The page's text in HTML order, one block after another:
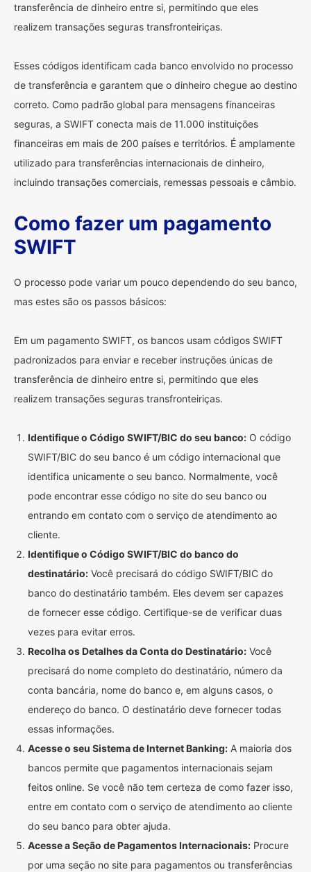
transferência de dinheiro entre si, permitindo que eles
realizem transações seguras transfronteiriças.
Esses códigos identificam cada banco envolvido no processo
de transferência e garantem que o dinheiro chegue ao destino
correto. Como padrão global para mensagens financeiras
seguras, a SWIFT conecta mais de 11.000 instituições
financeiras em mais de 200 países e territórios. É amplamente
utilizado para transferências internacionais de dinheiro,
incluindo transações comerciais, remessas pessoais e câmbio.
Como fazer um pagamento
SWIFT
O processo pode variar um pouco dependendo do seu banco,
mas estes são os passos básicos:
Em um pagamento SWIFT, os bancos usam códigos SWIFT
padronizados para enviar e receber instruções únicas de
transferência de dinheiro entre si, permitindo que eles
realizem transações seguras transfronteiriças.
Identifique o Código SWIFT/BIC do seu banco: O código
SWIFT/BIC do seu banco é um código internacional que
identifica unicamente o seu banco. Normalmente, você
pode encontrar esse código no site do seu banco ou
entrando em contato com o serviço de atendimento ao
cliente.
Identifique o Código SWIFT/BIC do banco do
destinatário: Você precisará do código SWIFT/BIC do
banco do destinatário também. Eles devem ser capazes
de fornecer esse código. Certifique-se de verificar duas
vezes para evitar erros.
Recolha os Detalhes da Conta do Destinatário: Você
precisará do nome completo do destinatário, número da
conta bancária, nome do banco e, em alguns casos, o
endereço do banco. O destinatário deve fornecer todas
essas informações.
Acesse o seu Sistema de Internet Banking: A maioria dos
bancos permite que pagamentos internacionais sejam
feitos online. Se você não tem certeza de como fazer isso,
entre em contato com o serviço de atendimento ao cliente
do seu banco para obter ajuda.
Acesse a Seção de Pagamentos Internacionais: Procure
por uma seção no site para pagamentos ou transferências